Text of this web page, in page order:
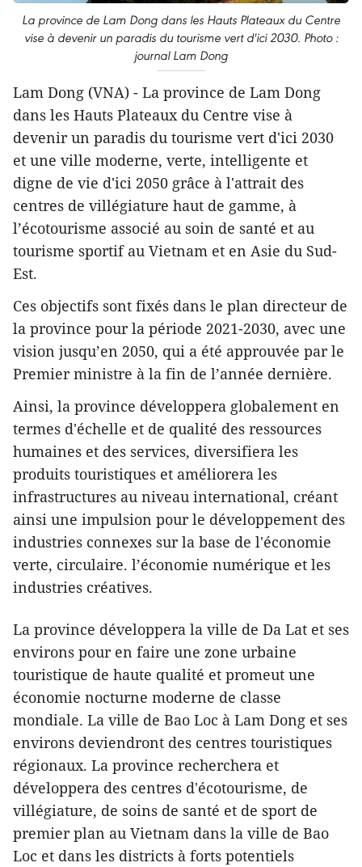
La province de Lam Dong dans les Hauts Plateaux du Centre
vise à devenir un paradis du tourisme vert d'ici 2030. Photo :
journal Lam Dong
Lam Dong (VNA) - La province de Lam Dong
dans les Hauts Plateaux du Centre vise à
devenir un paradis du tourisme vert d'ici 2030
et une ville moderne, verte, intelligente et
digne de vie d'ici 2050 grâce à l'attrait des
centres de villégiature haut de gamme, à
l’écotourisme associé au soin de santé et au
tourisme sportif au Vietnam et en Asie du Sud-
Est.
Ces objectifs sont fixés dans le plan directeur de
la province pour la période 2021-2030, avec une
vision jusqu’en 2050, qui a été approuvée par le
Premier ministre à la fin de l’année dernière.
Ainsi, la province développera globalement en
termes d'échelle et de qualité des ressources
humaines et des services, diversifiera les
produits touristiques et améliorera les
infrastructures au niveau international, créant
ainsi une impulsion pour le développement des
industries connexes sur la base de l'économie
verte, circulaire. l’économie numérique et les
industries créatives.
La province développera la ville de Da Lat et ses
environs pour en faire une zone urbaine
touristique de haute qualité et promeut une
économie nocturne moderne de classe
mondiale. La ville de Bao Loc à Lam Dong et ses
environs deviendront des centres touristiques
régionaux. La province recherchera et
développera des centres d'écotourisme, de
villégiature, de soins de santé et de sport de
premier plan au Vietnam dans la ville de Bao
Loc et dans les districts à forts potentiels